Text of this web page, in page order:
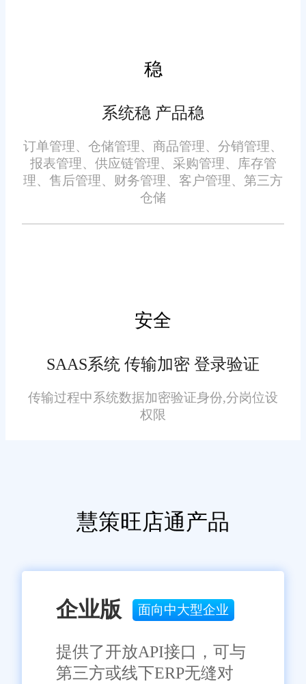
及时预警提示企业进行人工干
时，系统提供可视化的审核界
面，审核人员可直观查看订单、
商品、客户等相关信息，快速做
出审核决策。
检结果，如 “质量合格”“轻微瑕
备注。对于质量合格的商品，系
统自动将其重新入库，更新库存
数量;对于存在瑕疵的商品，可根
据企业规定进行打折销售、维修
处理或报废等操作，同时系统记
(四)退货数据分析与优化
旺店通系统具备强大的退货
数据分析功能，通过对退货订单
的详细数据进行统计和分析，如
这些报表，深入了解退货问题的
根源，发现产品质量、售后服
务、商品描述等方面存在的不
足。例如，通过分析发现某款民
族工艺品因包装问题导致退货率
较高，企业可及时改进包装设计;
货数据分析结果，为企业提供库
存预警和采购建议，帮助企业降
三、未来展望
随着乌鲁木齐电商和零售行
业的持续发展，消费者对售后服
务的要求将越来越高。未来，旺
审核决策;通过大数据分析，为企
深度融合，实现退货信息的实时
化、高效化的退货处理生态，为
乌鲁木齐企业提供更优质的服务
这篇文章从多方面展现了旺
店通在乌鲁木齐企业订单退货处
我沟通。
稳
系统稳 产品稳
订单管理、仓储管理、商品管理、分销管理、
报表管理、供应链管理、采购管理、库存管
理、售后管理、财务管理、客户管理、第三方
仓储
安全
SAAS系统 传输加密 登录验证
传输过程中系统数据加密验证身份,分岗位设
权限
慧策旺店通产品
企业版 面向中大型企业
提供了开放API接口，可与
第三方或线下ERP无缝对